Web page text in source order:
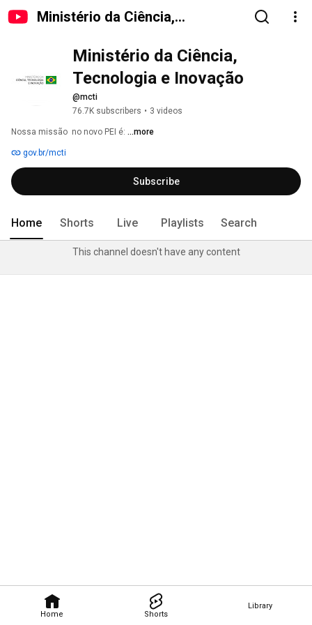
Ministério da Ciência,
Home Shorts
Library
Ministério da Ciência,
Tecnologia e Inovação
@mcti
76.7K subscribers • 3 videos
Nossa missão  no novo PEI é: ...more
gov.br/mcti
Subscribe
Home Shorts Live Playlists Search
This channel doesn't have any content